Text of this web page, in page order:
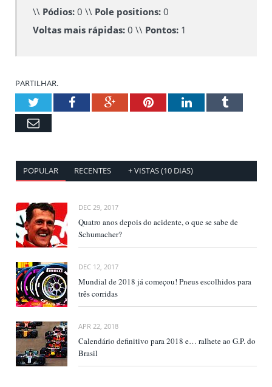
\\ Pódios:0 \\ Pole positions:0
Voltas mais rápidas:0 \\ Pontos:1
PARTILHAR.
TwitterFacebookGoogle+PinterestLinkedInTumblr
Email
POPULAR RECENTES + VISTAS (10 DIAS)
DEC 29, 2017
Quatro anos depois do acidente, o que se sabe de
Schumacher?
DEC 12, 2017
Mundial de 2018 já começou! Pneus escolhidos para
três corridas
APR 22, 2018
Calendário definitivo para 2018 e… ralhete ao G.P. do
Brasil